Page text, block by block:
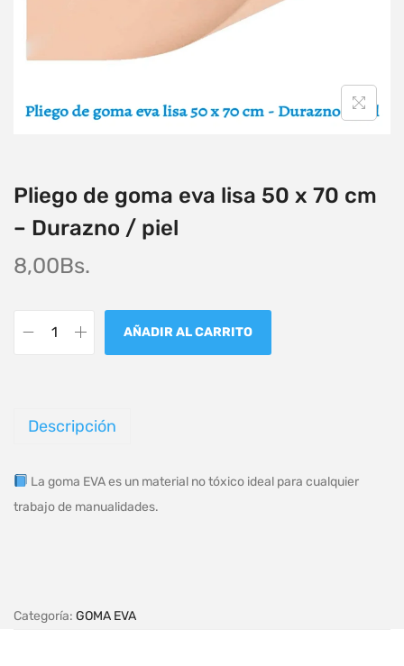
Pliego de goma eva lisa 50 x 70 cm
– Durazno / piel
8,00Bs.
AÑADIR AL CARRITO
Descripción
La goma EVA es un material no tóxico ideal para cualquier
trabajo de manualidades.
Categoría: GOMA EVA